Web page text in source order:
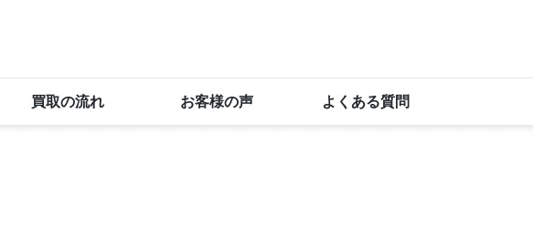
買取の流れ お客様の声 よくある質問